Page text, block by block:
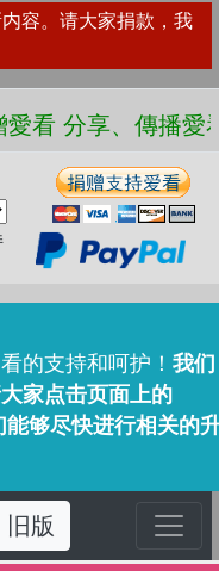
容。请大家捐款，我
捐贈愛看 分享、
的支持和呵护！ 我们
家点击页面上的
够尽快进行相关的
旧版